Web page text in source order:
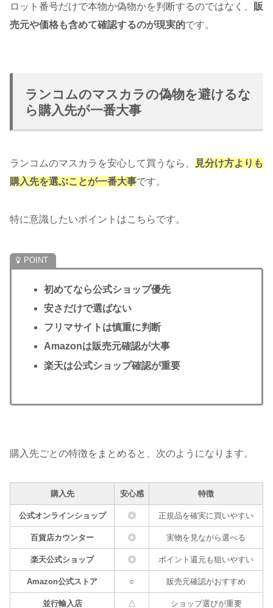
ロット番号だけで本物か偽物かを判断するのではなく、 販
売元や価格も含めて確認するのが現実的です。
ランコムのマスカラの偽物を避けるな
ら購入先が一番大事
ランコムのマスカラを安心して買うなら、
見分け方よりも
購入先を選ぶことが一番大事です。
特に意識したいポイントはこちらです。
初めてなら公式ショップ優先
安さだけで選ばない
フリマサイトは慎重に判断
Amazonは販売元確認が大事
楽天は公式ショップ確認が重要
購入先ごとの特徴をまとめると、次のようになります。
購入先 安心感 特徴
公式オンラインショップ ◎ 正規品を確実に買いやすい
百貨店カウンター ◎ 実物を見ながら選べる
楽天公式ショップ ◎ ポイント還元も狙いやすい
Amazon公式ストア ○ 販売元確認がおすすめ
並行輸入店 △ ショップ選びが重要